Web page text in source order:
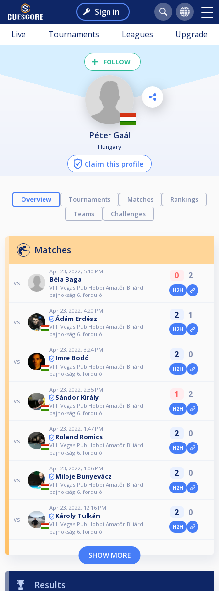
Sign in
Live Tournaments Leagues Upgrade
FOLLOW
Péter Gaál
Hungary
Claim this profile
Overview Tournaments Matches
Rankings
Teams
Challenges
Matches
vs
Apr 23, 2022, 5:10 PM
Béla Baga
VIII. Vegas Pub Hobbi Amatőr Biliárd
bajnokság 6. forduló
0 2
H2H
vs
Apr 23, 2022, 4:20 PM
Ádám Erdész
VIII. Vegas Pub Hobbi Amatőr Biliárd
bajnokság 6. forduló
2 1
H2H
vs
Apr 23, 2022, 3:24 PM
Imre Bodó
VIII. Vegas Pub Hobbi Amatőr Biliárd
bajnokság 6. forduló
2 0
H2H
vs
Apr 23, 2022, 2:35 PM
Sándor Király
VIII. Vegas Pub Hobbi Amatőr Biliárd
bajnokság 6. forduló
1 2
H2H
vs
Apr 23, 2022, 1:47 PM
Roland Romics
VIII. Vegas Pub Hobbi Amatőr Biliárd
bajnokság 6. forduló
2 0
H2H
vs
Apr 23, 2022, 1:06 PM
Miloje Bunyevácz
VIII. Vegas Pub Hobbi Amatőr Biliárd
bajnokság 6. forduló
2 0
H2H
vs
Apr 23, 2022, 12:16 PM
Károly Tulkán
VIII. Vegas Pub Hobbi Amatőr Biliárd
bajnokság 6. forduló
2 0
H2H
SHOW MORE
Results